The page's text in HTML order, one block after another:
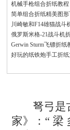
机械手枪组合折纸教程
简单组合折纸精美图
川崎敏和F14雄猫战斗
俄罗斯米格-21战斗机
Gerwin Sturm飞镖折纸
好玩的纸铁炮手工折
弩弓是
家》：“ 梁